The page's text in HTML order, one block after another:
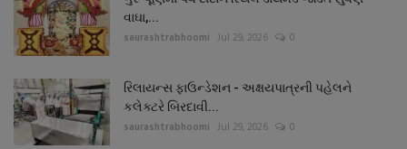
વાઘા,...
saurashtrabhoomi Jul 29, 2026 0
રિલાયન્સ ફાઉન્ડેશન - અક્ષયપાત્રની પહેલને
કલેક્ટરે બિરદાવી...
saurashtrabhoomi Jul 29, 2026 0